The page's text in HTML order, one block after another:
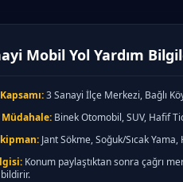
Mobil Yol Yardım
3 Sanayi İlçe Merkezi, Bağlı
Binek Otomobil, SUV, Hafif
Jant Sökme, Soğuk/Sıcak
Konum paylaştıktan sonra çağrı